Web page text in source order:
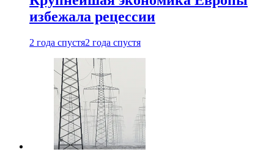
избежала рецессии
2 года спустя2 года спустя